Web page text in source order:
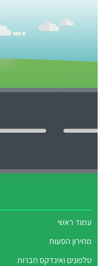
עמוד ראשי
מחירון הסעות
טלפונים ואינדקס חברות